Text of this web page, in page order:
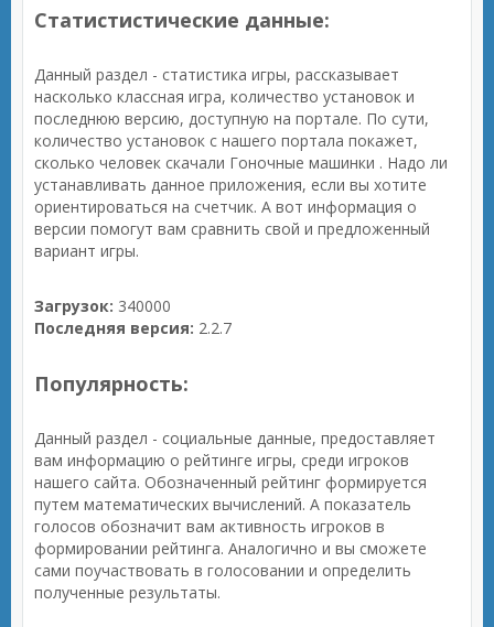
Статистистические данные:
Данный раздел - статистика игры, рассказывает
насколько классная игра, количество установок и
последнюю версию, доступную на портале. По сути,
количество установок с нашего портала покажет,
сколько человек скачали Гоночные машинки . Надо ли
устанавливать данное приложения, если вы хотите
ориентироваться на счетчик. А вот информация о
версии помогут вам сравнить свой и предложенный
вариант игры.
Загрузок: 340000
Последняя версия: 2.2.7
Популярность:
Данный раздел - социальные данные, предоставляет
вам информацию о рейтинге игры, среди игроков
нашего сайта. Обозначенный рейтинг формируется
путем математических вычислений. А показатель
голосов обозначит вам активность игроков в
формировании рейтинга. Аналогично и вы сможете
сами поучаствовать в голосовании и определить
полученные результаты.